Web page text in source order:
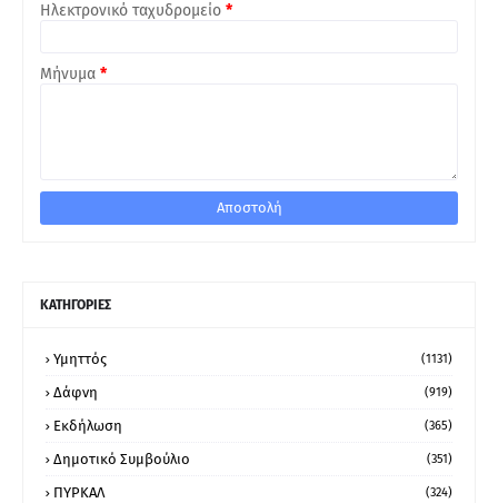
Ηλεκτρονικό ταχυδρομείο *
Μήνυμα *
ΚΑΤΗΓΟΡΙΕΣ
Υμηττός (1131)
Δάφνη (919)
Εκδήλωση (365)
Δημοτικό Συμβούλιο (351)
ΠΥΡΚΑΛ (324)